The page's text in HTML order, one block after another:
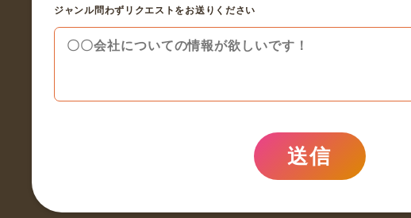
ジャンル問わずリクエストをお送りください
送信